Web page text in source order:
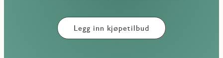
Legg inn kjøpetilbud